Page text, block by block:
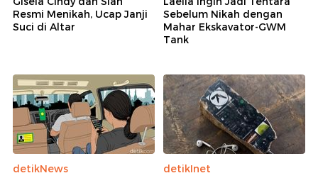
Resmi Menikah, Ucap Janji
Suci di Altar
Sebelum Nikah dengan
Mahar Ekskavator-GWM
Tank
detikNews
detikInet